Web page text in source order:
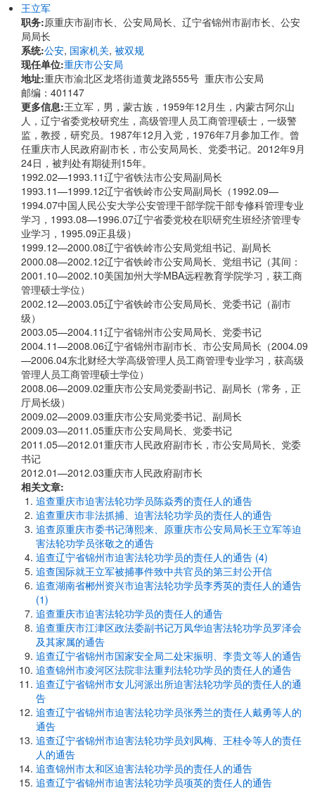
王立军
职务:原重庆市副市长、公安局局长、辽宁省锦州市副市长、公安
局局长
系统:公安, 国家机关, 被双规
现任单位:重庆市公安局
地址:重庆市渝北区龙塔街道黄龙路555号 重庆市公安局
邮编：401147
更多信息:王立军，男，蒙古族，1959年12月生，内蒙古阿尔山
人，辽宁省委党校研究生，高级管理人员工商管理硕士，一级警
监，教授，研究员。1987年12月入党，1976年7月参加工作。曾
任重庆市人民政府副市长，市公安局局长、党委书记。2012年9月
24日，被判处有期徒刑15年。
1992.02—1993.11辽宁省铁法市公安局副局长
1993.11—1999.12辽宁省铁岭市公安局副局长（1992.09—
1994.07中国人民公安大学公安管理干部学院干部专修科管理专业
学习，1993.08—1996.07辽宁省委党校在职研究生班经济管理专
业学习，1995.09正县级）
1999.12—2000.08辽宁省铁岭市公安局党组书记、副局长
2000.08—2002.12辽宁省铁岭市公安局局长、党组书记（其间：
2001.10—2002.10美国加州大学MBA远程教育学院学习，获工商
管理硕士学位）
2002.12—2003.05辽宁省铁岭市公安局局长、党委书记（副市
级）
2003.05—2004.11辽宁省锦州市公安局局长、党委书记
2004.11—2008.06辽宁省锦州市副市长、市公安局局长（2004.09
—2006.04东北财经大学高级管理人员工商管理专业学习，获高级
管理人员工商管理硕士学位）
2008.06—2009.02重庆市公安局党委副书记、副局长（常务，正
厅局长级）
2009.02—2009.03重庆市公安局党委书记、副局长
2009.03—2011.05重庆市公安局局长、党委书记
2011.05—2012.01重庆市人民政府副市长，市公安局局长、党委
书记
2012.01—2012.03重庆市人民政府副市长
相关文章:
追查重庆市迫害法轮功学员陈焱秀的责任人的通告
追查重庆市非法抓捕、迫害法轮功学员的责任人的通告
追查原重庆市委书记薄熙来、原重庆市公安局局长王立军等迫
害法轮功学员张敬之的通告
追查辽宁省锦州市迫害法轮功学员的责任人的通告 (4)
追查国际就王立军被捕事件致中共官员的第三封公开信
追查湖南省郴州资兴市迫害法轮功学员李秀英的责任人的通告
(1)
追查重庆市迫害法轮功学员的责任人的通告
追查重庆市江津区政法委副书记万凤华迫害法轮功学员罗泽会
及其家属的通告
追查辽宁省锦州市国家安全局二处宋振明、李贵文等人的通告
追查锦州市凌河区法院非法重判法轮功学员的责任人的通告
追查辽宁省锦州市女儿河派出所迫害法轮功学员的责任人的通
告
追查辽宁省锦州市迫害法轮功学员张秀兰的责任人戴勇等人的
通告
追查辽宁省锦州市迫害法轮功学员刘凤梅、王桂令等人的责任
人的通告
追查锦州市太和区迫害法轮功学员的责任人的通告
追查辽宁省锦州市迫害法轮功学员项英的责任人的通告